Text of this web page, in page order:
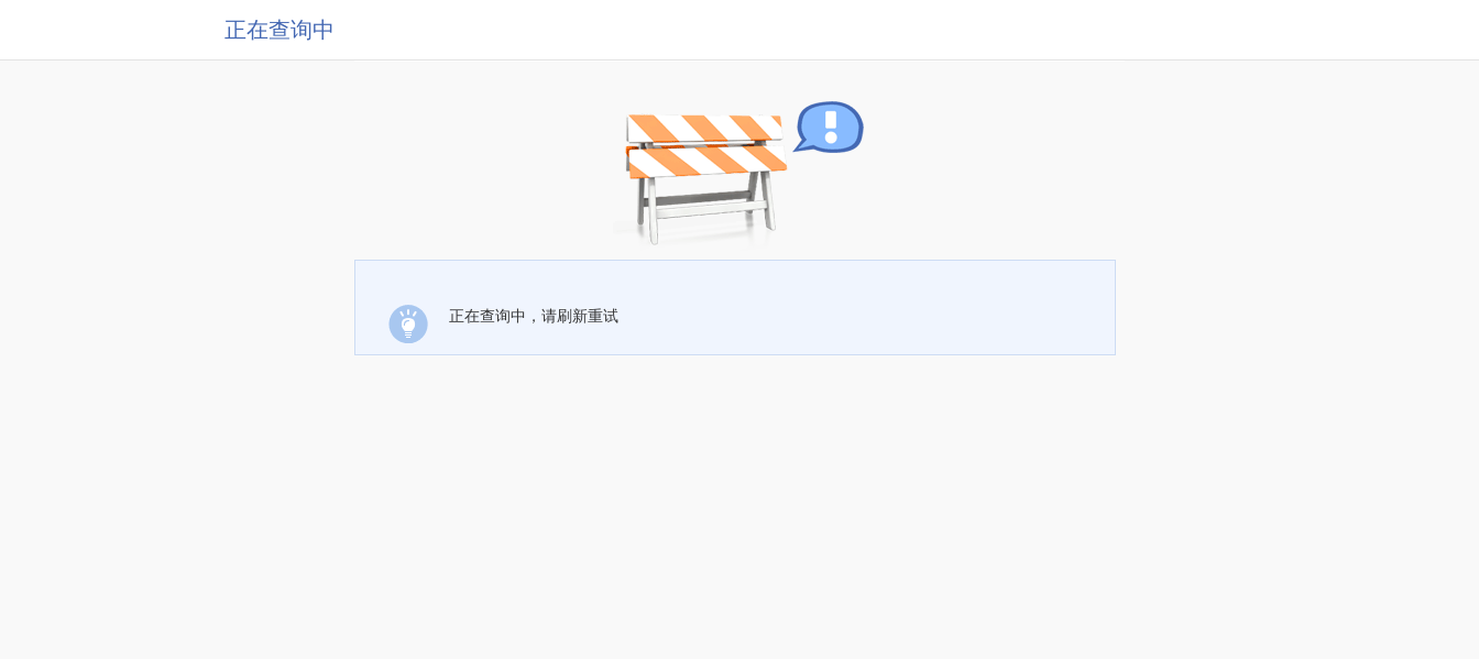
正在查询中
正在查询中，请刷新重试